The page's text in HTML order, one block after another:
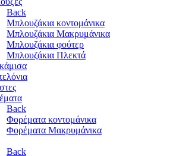
Back
Μπλουζάκια κοντομάνικα
Μπλουζάκια Μακρυμάνικα
Μπλουζάκια φούτερ
Μπλουζάκια Πλεκτά
Back
Φορέματα κοντομάνικα
Φορέματα Μακρυμάνικα
Back